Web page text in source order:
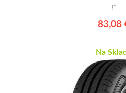
!*
83,08
Na